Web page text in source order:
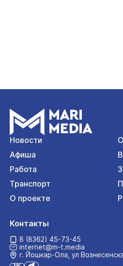
Новости
Афиша
Работа
Транспорт
О проекте
Контакты
8 (8362) 45-73-45
internet@m-t.media
г. Йошкар‑Ола, ул